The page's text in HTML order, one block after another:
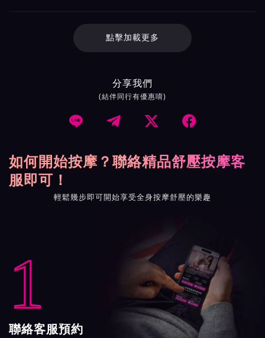
點擊加載更多
分享我們
(結伴同行有優惠唷)
   
如何開始按摩？聯絡精品舒壓按摩客
服即可！
輕鬆幾步即可開始享受全身按摩舒壓的樂趣
1
聯絡客服預約